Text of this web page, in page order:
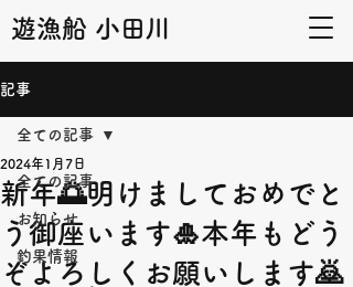
遊漁船 小田川
記事
全ての記事
お知らせ
釣果情報
全ての記事
新年🌅明けましておめでと
う御座います🎍本年もどう
ぞよろしくお願いします🙇
2024年1月7日